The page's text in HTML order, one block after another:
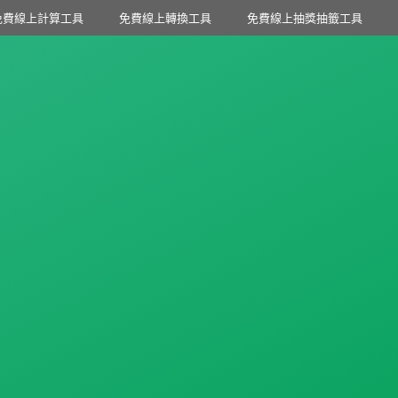
線上計算工具 免費線上轉換工具 免費線上抽獎抽籤工具